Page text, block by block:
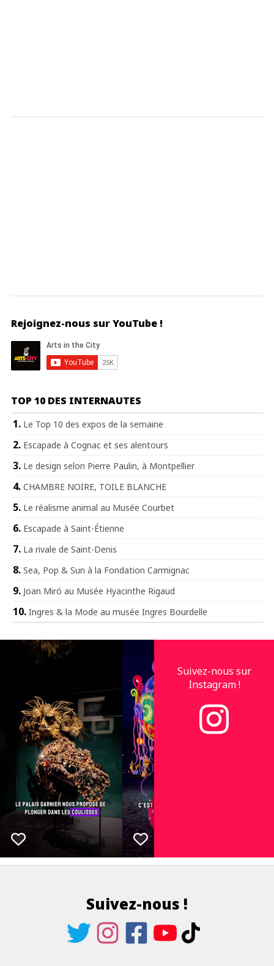
Rejoignez-nous sur YouTube !
TOP 10 DES INTERNAUTES
Le Top 10 des expos de la semaine
Escapade à Cognac et ses alentours
Le design selon Pierre Paulin, à Montpellier
CHAMBRE NOIRE, TOILE BLANCHE
Le réalisme animal au Musée Courbet
Escapade à Saint-Étienne
La rivale de Saint-Denis
Sea, Pop & Sun à la Fondation Carmignac
Joan Miró au Musée Hyacinthe Rigaud
Ingres & la Mode au musée Ingres Bourdelle
Suivez-nous sur
Instagram !
Suivez-nous !